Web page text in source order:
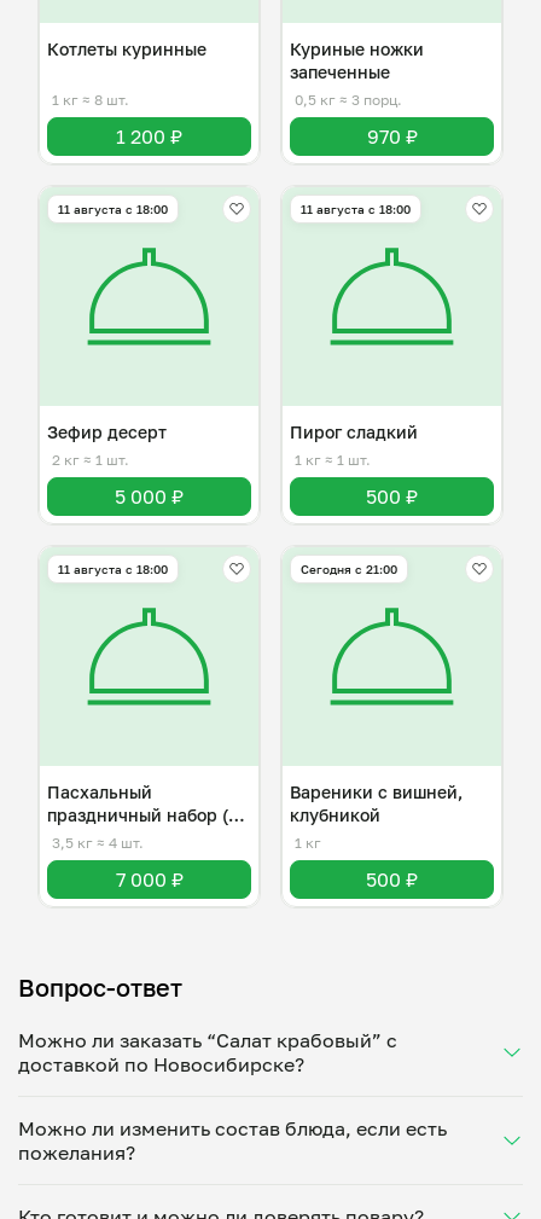
Котлеты куринные
1 кг ≈ 8 шт.
1 200 ₽
Куриные ножки
запеченные
0,5 кг ≈ 3 порц.
970 ₽
11 августа с 18:00
Зефир десерт
2 кг ≈ 1 шт.
5 000 ₽
11 августа с 18:00
Пирог сладкий
1 кг ≈ 1 шт.
500 ₽
11 августа с 18:00
Пасхальный
праздничный набор (к
празднику готов!)
3,5 кг ≈ 4 шт.
7 000 ₽
Сегодня с 21:00
Вареники с вишней,
клубникой
1 кг
500 ₽
Вопрос-ответ
Можно ли заказать “Салат крабовый” с
доставкой по Новосибирске?
Укажите удобное время — и получите свежее
домашнее блюдо в большой порции прямо с плиты.
минут. Статус заказа отслеживайте в личном
Можно ли изменить состав блюда, если есть
пожелания?